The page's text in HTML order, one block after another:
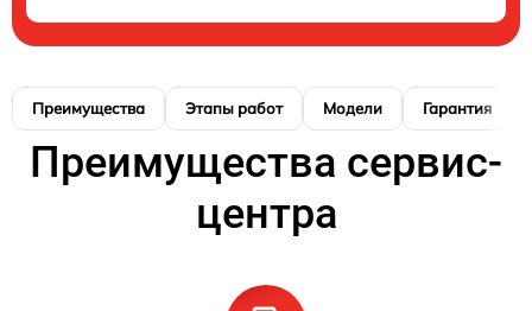
Преимущества Этапы работ Модели Гарантия
Преимущества сервис-
центра